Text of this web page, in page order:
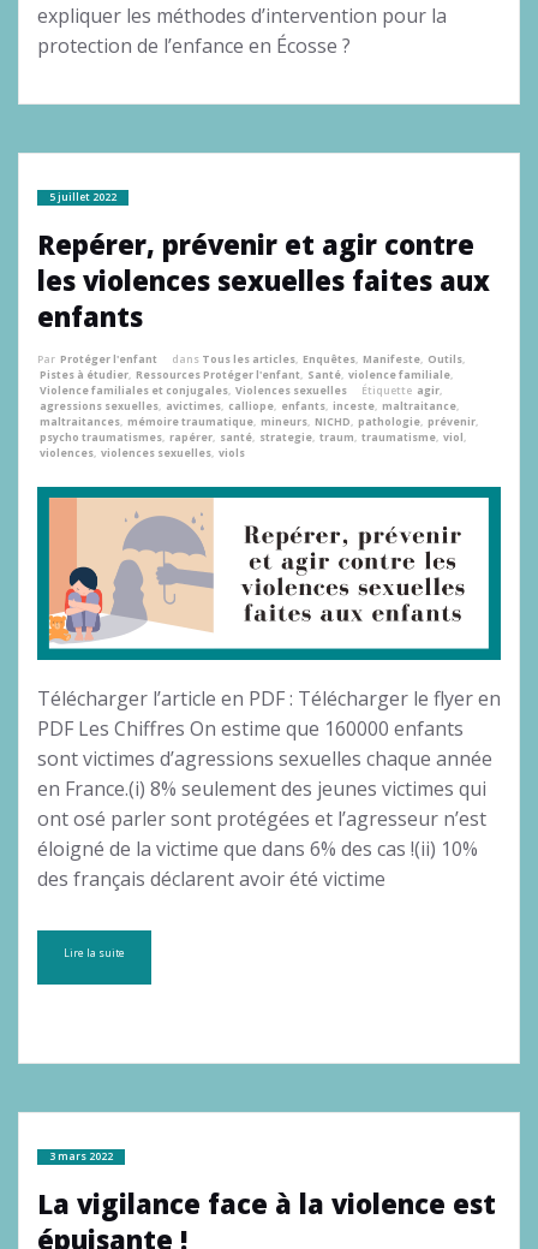
expliquer les méthodes d’intervention pour la
protection de l’enfance en Écosse ?
5 juillet 2022
Repérer, prévenir et agir contre
les violences sexuelles faites aux
enfants
Par Protéger l'enfant dans Tous les articles, Enquêtes, Manifeste, Outils,
Pistes à étudier, Ressources Protéger l'enfant, Santé, violence familiale,
Violence familiales et conjugales, Violences sexuelles Étiquette agir,
agressions sexuelles, avictimes, calliope, enfants, inceste, maltraitance,
maltraitances, mémoire traumatique, mineurs, NICHD, pathologie, prévenir,
psycho traumatismes, rapérer, santé, strategie, traum, traumatisme, viol,
violences, violences sexuelles, viols
Télécharger l’article en PDF : Télécharger le flyer en
PDF Les Chiffres On estime que 160000 enfants
sont victimes d’agressions sexuelles chaque année
en France.(i) 8% seulement des jeunes victimes qui
ont osé parler sont protégées et l’agresseur n’est
éloigné de la victime que dans 6% des cas !(ii) 10%
des français déclarent avoir été victime
Lire la suite
3 mars 2022
La vigilance face à la violence est
épuisante !